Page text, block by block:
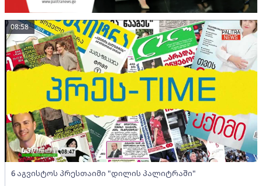
6 აგვისტოს პრესთაიმი "დილის პალიტრაში"
08:58